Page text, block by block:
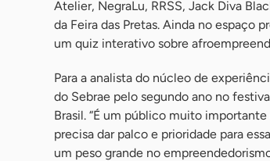
Atelier, NegraLu, RRSS, Jack Diva
da Feira das Pretas. Ainda no espaço
um quiz interativo sobre
Para a analista do núcleo de
do Sebrae pelo segundo ano no
Brasil. “É um público muito
precisa dar palco e prioridade para
um peso grande no